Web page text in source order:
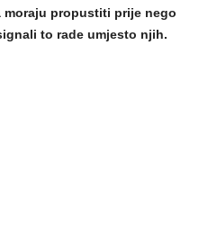
moraju propustiti prije nego
to rade umjesto njih.